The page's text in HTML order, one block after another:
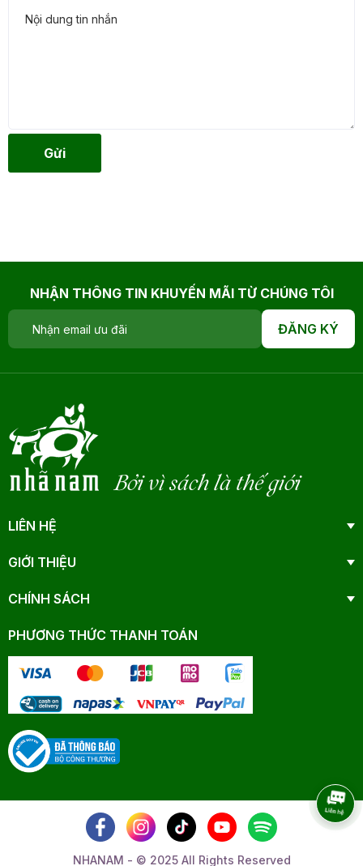
Gửi
NHẬN THÔNG TIN KHUYẾN MÃI TỪ CHÚNG TÔI
ĐĂNG KÝ
Bởi vì sách là thế giới
LIÊN HỆ
GIỚI THIỆU
CHÍNH SÁCH
PHƯƠNG THỨC THANH TOÁN
NHANAM - © 2025 All Rights Reserved